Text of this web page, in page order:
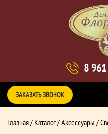
8
ЗАКАЗАТЬ ЗВОНОК
Главная/ Каталог/Аксессуары /